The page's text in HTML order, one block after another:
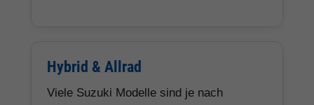
Hybrid & Allrad
Viele Suzuki Modelle sind je nach